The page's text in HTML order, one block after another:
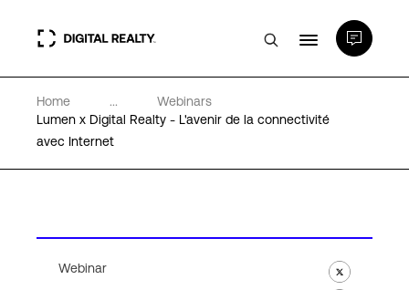
Data Centers
PlatformDIGITAL®
Home ...
Webinars
Lumen x Digital Realty - L'avenir de la connectivité
avec Internet
Webinar